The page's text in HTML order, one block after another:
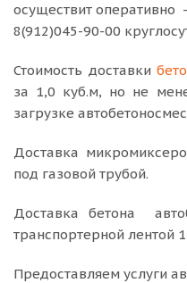
осуществит оперативно
8(912)045-90-00
Стоимость доставки
за 1,0 куб.м, но не
загрузке
Доставка
под газовой трубой.
Доставка бетона
транспортерной лентой
Предоставляем услуги